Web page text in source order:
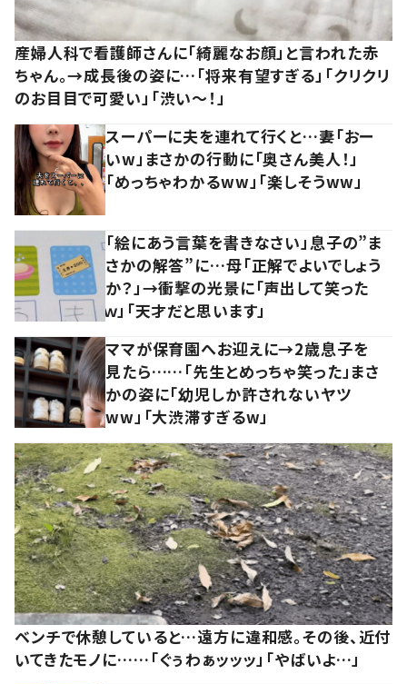
産婦人科で看護師さんに「綺麗なお顔」と言われた赤
ちゃん。→成長後の姿に…「将来有望すぎる」「クリクリ
のお目目で可愛い」「渋い～！」
スーパーに夫を連れて行くと…妻「おー
いw」まさかの行動に「奥さん美人！」
「めっちゃわかるww」「楽しそうww」
「絵にあう言葉を書きなさい」息子の”ま
さかの解答”に…母「正解でよいでしょう
か？」→衝撃の光景に「声出して笑った
ｗ」「天才だと思います」
ママが保育園へお迎えに→2歳息子を
見たら……「先生とめっちゃ笑った」まさ
かの姿に「幼児しか許されないヤツ
ww」「大渋滞すぎるw」
ベンチで休憩していると…遠方に違和感。その後、近付
いてきたモノに……「ぐぅわぁッッッ」「やばいよ…」